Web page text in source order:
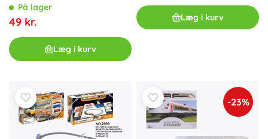
På lager
49 kr.
Læg i kurv
Læg i kurv
-23%